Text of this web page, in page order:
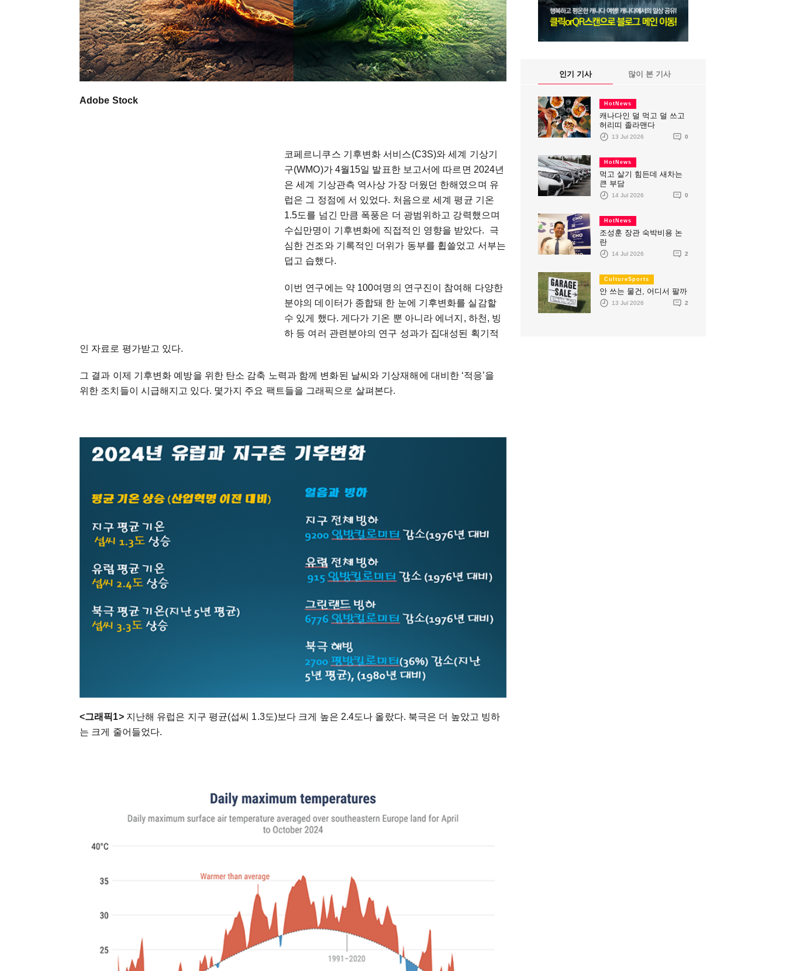
Adobe Stock
코페르니쿠스 기후변화 서비스(C3S)와 세계 기상기
구(WMO)가 4월15일 발표한 보고서에 따르면 2024년
은 세계 기상관측 역사상 가장 더웠던 한해였으며 유
럽은 그 정점에 서 있었다. 처음으로 세계 평균 기온
1.5도를 넘긴 만큼 폭풍은 더 광범위하고 강력했으며
수십만명이 기후변화에 직접적인 영향을 받았다. 극
심한 건조와 기록적인 더위가 동부를 휩쓸었고 서부는
덥고 습했다.
이번 연구에는 약 100여명의 연구진이 참여해 다양한
분야의 데이터가 종합돼 한 눈에 기후변화를 실감할
수 있게 했다. 게다가 기온 뿐 아니라 에너지, 하천, 빙
하 등 여러 관련분야의 연구 성과가 집대성된 획기적
인 자료로 평가받고 있다.
그 결과 이제 기후변화 예방을 위한 탄소 감축 노력과 함께 변화된 날씨와 기상재해에 대비한 ‘적응’을
위한 조치들이 시급해지고 있다. 몇가지 주요 팩트들을 그래픽으로 살펴본다.
<그래픽1>지난해 유럽은 지구 평균(섭씨 1.3도)보다 크게 높은 2.4도나 올랐다. 북극은 더 높았고 빙하
는 크게 줄어들었다.
인기 기사 많이 본 기사
HotNews
캐나다인 덜 먹고 덜 쓰고
허리띠 졸라맨다
13 Jul 2026 0
HotNews
먹고 살기 힘든데 새차는
큰 부담
14 Jul 2026 0
HotNews
조성훈 장관 숙박비용 논
란
14 Jul 2026 2
CultureSports
안 쓰는 물건, 어디서 팔까
13 Jul 2026 2